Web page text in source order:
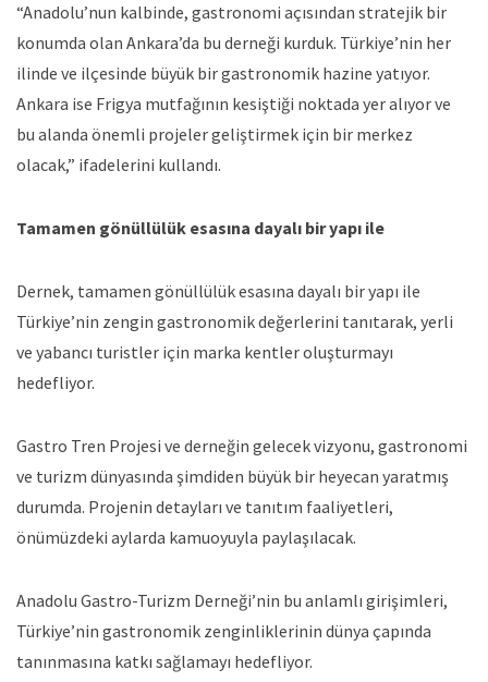
“Anadolu’nun kalbinde, gastronomi açısından stratejik bir
konumda olan Ankara’da bu derneği kurduk. Türkiye’nin her
ilinde ve ilçesinde büyük bir gastronomik hazine yatıyor.
Ankara ise Frigya mutfağının kesiştiği noktada yer alıyor ve
bu alanda önemli projeler geliştirmek için bir merkez
olacak,” ifadelerini kullandı.
Tamamen gönüllülük esasına dayalı bir yapı ile
Dernek, tamamen gönüllülük esasına dayalı bir yapı ile
Türkiye’nin zengin gastronomik değerlerini tanıtarak, yerli
ve yabancı turistler için marka kentler oluşturmayı
hedefliyor.
Gastro Tren Projesi ve derneğin gelecek vizyonu, gastronomi
ve turizm dünyasında şimdiden büyük bir heyecan yaratmış
durumda. Projenin detayları ve tanıtım faaliyetleri,
önümüzdeki aylarda kamuoyuyla paylaşılacak.
Anadolu Gastro-Turizm Derneği’nin bu anlamlı girişimleri,
Türkiye’nin gastronomik zenginliklerinin dünya çapında
tanınmasına katkı sağlamayı hedefliyor.